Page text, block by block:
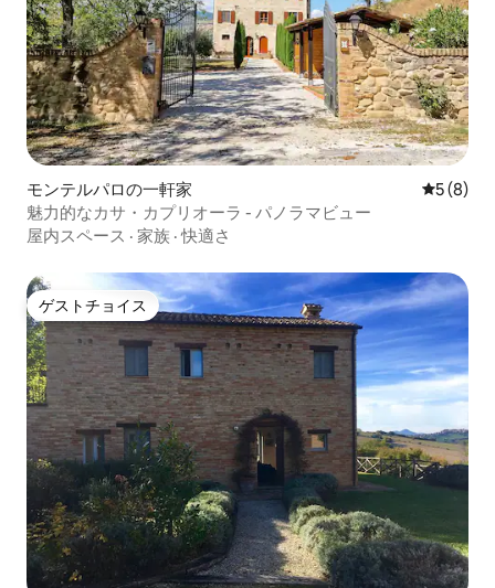
モンテルパロの一軒家 レビュー
5 (8)
魅力的なカサ・カプリオーラ - パノラマビュー
屋内スペース · 家族 ·快適さ
ゲストチョイス
ゲストチョイス